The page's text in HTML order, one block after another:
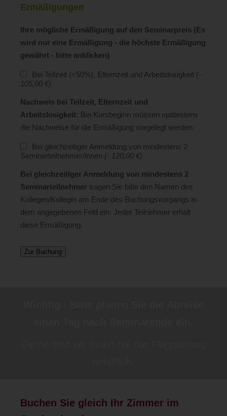
Ermäßigungen
Ihre mögliche Ermäßigung auf den Seminarpreis (Es
wird nur eine Ermäßigung - die höchste Ermäßigung
gewährt - bitte anklicken)
Bei Teilzeit (<50%), Elternzeit und Arbeitslosigkeit (-
105,00 €)
Nachweis bei Teilzeit, Elternzeit und
Arbeitslosigkeit: Bei Kursbeginn müssen spätestens
die Nachweise für die Ermäßigung vorgelegt werden.
Bei gleichzeitiger Anmeldung von mindestens 2
Seminarteilnehmer/innen (- 120,00 €)
Bei gleichzeitiger Anmeldung von mindestens 2
Seminarteilnehmer tragen Sie bitte den Namen des
Kollegen/Kollegin am Ende des Buchungsvorgangs in
dem angegebenen Feld ein. Jeder Teilnehmer erhält
diese Ermäßigung.
Zur Buchung
Buchen Sie gleich Ihr Zimmer im